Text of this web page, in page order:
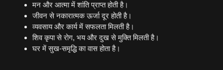
मन और आत्मा में शांति प्राप्त होती है।
जीवन से नकारात्मक ऊर्जा दूर होती है।
व्यवसाय और कार्य में सफलता मिलती है।
शिव कृपा से रोग, भय और दुख से मुक्ति मिलती है।
घर में सुख-समृद्धि का वास होता है।